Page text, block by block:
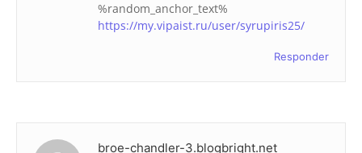
%random_anchor_text%
https://my.vipaist.ru/user/syrupiris25/
Responder
broe-chandler-3.blogbright.net